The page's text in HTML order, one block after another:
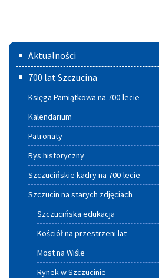
Menu
główne
Aktualności
700 lat Szczucina
Księga Pamiątkowa na 700-lecie
Kalendarium
Patronaty
Rys historyczny
Szczucińskie kadry na 700-lecie
Szczucin na starych zdjęciach
Szczucińska edukacja
Kościół na przestrzeni lat
Most na Wiśle
Rynek w Szczucinie